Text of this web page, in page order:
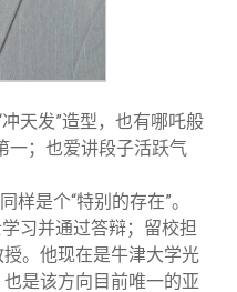
天发”造型，也有哪吒般
一；也爱讲段子活跃气
样是个“特别的存在”。
习并通过答辩；留校担
。他现在是牛津大学光
是该方向目前唯一的亚